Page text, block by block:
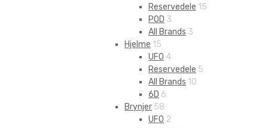
Reservedele 15
POD 3
All Brands 3
Hjelme 15
UFO 4
Reservedele 5
All Brands 10
6D 6
Brynjer 58
UFO 2